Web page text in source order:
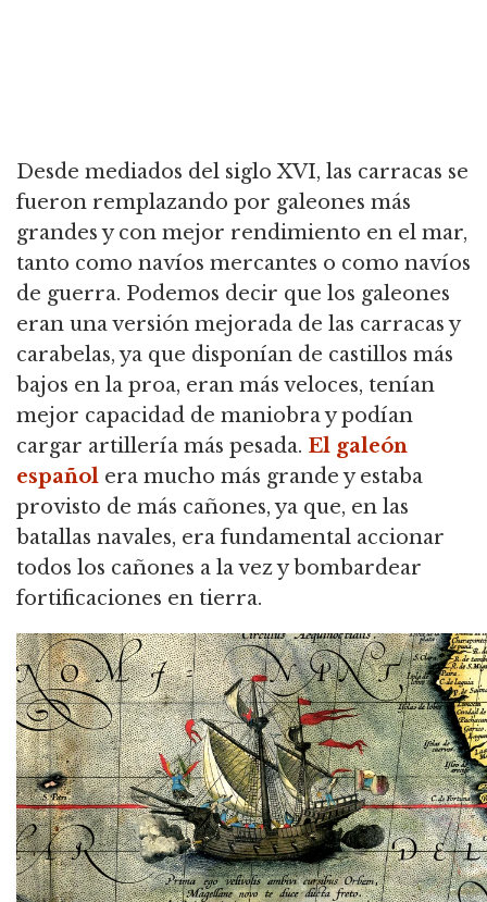
Desde mediados del siglo XVI, las carracas se
fueron remplazando por galeones más
grandes y con mejor rendimiento en el mar,
tanto como navíos mercantes o como navíos
de guerra. Podemos decir que los galeones
eran una versión mejorada de las carracas y
carabelas, ya que disponían de castillos más
bajos en la proa, eran más veloces, tenían
mejor capacidad de maniobra y podían
cargar artillería más pesada. El galeón
español era mucho más grande y estaba
provisto de más cañones, ya que, en las
batallas navales, era fundamental accionar
todos los cañones a la vez y bombardear
fortificaciones en tierra.